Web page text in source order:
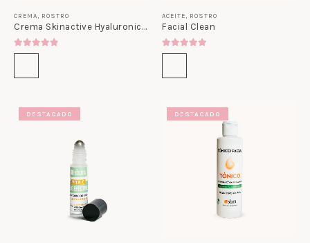
CREMA ROSTRO
Crema Skinactive Hyaluronic 8D
4.80out of 5
ACEITE ROSTRO
Facial Clean
5.00out of 5
DESTACADO DESTACADO